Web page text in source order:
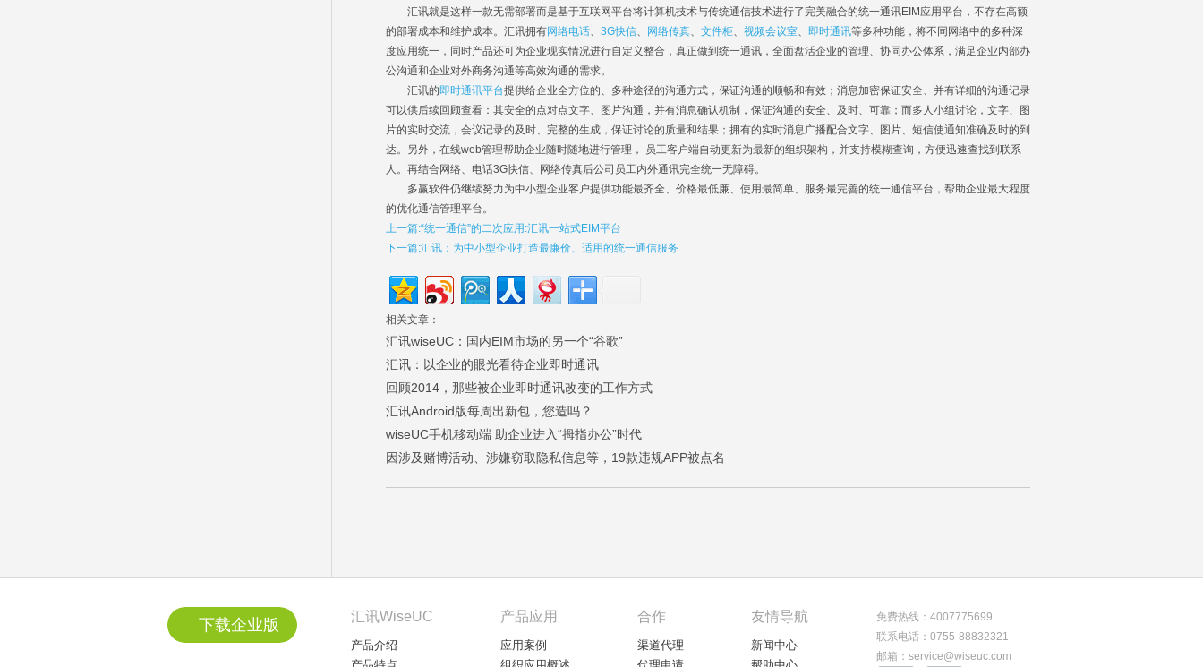
汇讯就是这样一款无需部署而是基于互联网平台将计算机技术与传统通信技术进行了完美融合的统一通讯EIM应用平台，不存在高额
的部署成本和维护成本。汇讯拥有网络电话、 3G快信、 网络传真、 文件柜、 视频会议室、 即时通讯等多种功能，将不同网络中的多种深
度应用统一，同时产品还可为企业现实情况进行自定义整合，真正做到统一通讯，全面盘活企业的管理、协同办公体系，满足企业内部办
公沟通和企业对外商务沟通等高效沟通的需求。
汇讯的即时通讯平台提供给企业全方位的、多种途径的沟通方式，保证沟通的顺畅和有效；消息加密保证安全、并有详细的沟通记录
可以供后续回顾查看：其安全的点对点文字、图片沟通，并有消息确认机制，保证沟通的安全、及时、可靠；而多人小组讨论，文字、图
片的实时交流，会议记录的及时、完整的生成，保证讨论的质量和结果；拥有的实时消息广播配合文字、图片、短信使通知准确及时的到
达。另外，在线web管理帮助企业随时随地进行管理， 员工客户端自动更新为最新的组织架构，并支持模糊查询，方便迅速查找到联系
人。再结合网络、电话3G快信、网络传真后公司员工内外通讯完全统一无障碍。
多赢软件仍继续努力为中小型企业客户提供功能最齐全、价格最低廉、使用最简单、服务最完善的统一通信平台，帮助企业最大程度
的优化通信管理平台。
上一篇:“统一通信”的二次应用:汇讯一站式EIM平台
下一篇:汇讯：为中小型企业打造最廉价、适用的统一通信服务
相关文章：
汇讯wiseUC：国内EIM市场的另一个“谷歌”
汇讯：以企业的眼光看待企业即时通讯
回顾2014，那些被企业即时通讯改变的工作方式
汇讯Android版每周出新包，您造吗？
wiseUC手机移动端 助企业进入“拇指办公”时代
因涉及赌博活动、涉嫌窃取隐私信息等，19款违规APP被点名
下载企业版 汇讯WiseUC
产品介绍
产品应用
应用案例
合作
渠道代理
友情导航
新闻中心
免费热线：4007775699
联系电话：0755-88832321
邮箱：service@wiseuc.com